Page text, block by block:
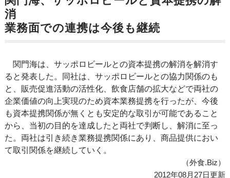
消
業務面での連携は今後も継続
関門海は、サッポロビールとの資本提携の解消を解消す
ると発表した。同社は、サッポロビールとの協力関係のも
と、販売促進活動の活性化、飲食店舗の拡大などで両社の
企業価値の向上実現のため資本業務提携を行ったが、今後
も資本提携関係が無くとも安定的な取引が可能であること
から、当初の目的を達成したと両社で判断し、解消に至っ
た。両社は引き続き業務提携関係にあり、商品提供におい
て取引関係を継続していく。
（外食.Biz）
2012年08月27日更新